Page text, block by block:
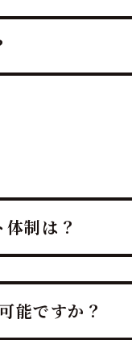
ベルのおもてなし
「清潔さ」「動線
制は？
鮪達人は「観る
「ライブ＆イート
能ですか？